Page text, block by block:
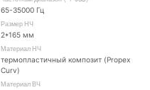
65-35000 Гц
Размер НЧ
2*165 мм
Материал НЧ
термопластичный композит (Propex
Curv)
Материал ВЧ